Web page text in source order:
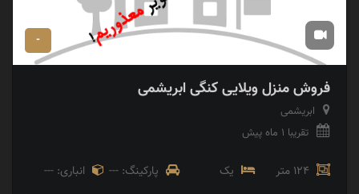
-
فروش منزل ویلایی کنگی ابریشمی
ابریشمی
تقریبا 1 ماه پیش
124 متر یک پارکینگ: --- انباری: ---